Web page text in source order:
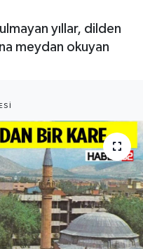
yıllar, dilden
meydan okuyan